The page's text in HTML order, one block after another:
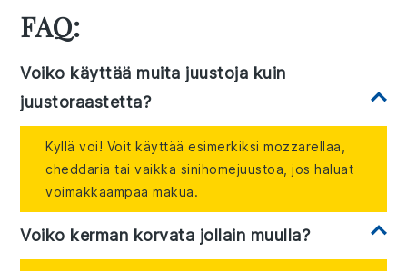
FAQ:
Voiko käyttää muita juustoja kuin
juustoraastetta?
Kyllä voi! Voit käyttää esimerkiksi mozzarellaa,
cheddaria tai vaikka sinihomejuustoa, jos haluat
voimakkaampaa makua.
Voiko kerman korvata jollain muulla?